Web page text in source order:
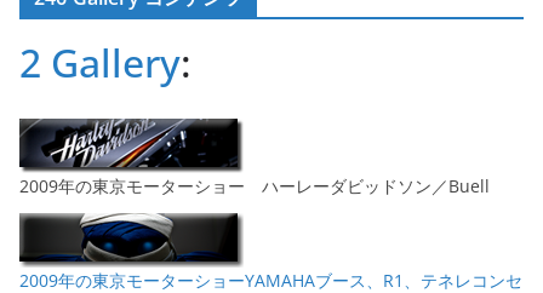
イ
2 Gallery:
2009年の東京モーターショー ハーレーダビッドソン／Buell
2009年の東京モーターショーYAMAHAブース、R1、テネレコンセ